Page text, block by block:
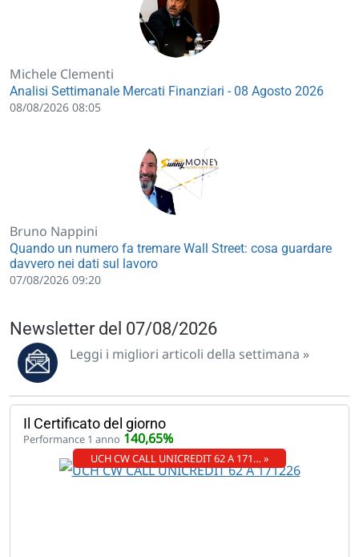
Michele Clementi
Analisi Settimanale Mercati Finanziari - 08 Agosto 2026
08/08/2026 08:05
Bruno Nappini
Quando un numero fa tremare Wall Street: cosa guardare
davvero nei dati sul lavoro
07/08/2026 09:20
Newsletter del 07/08/2026
Leggi i migliori articoli della settimana »
Il Certificato del giorno
Performance 1 anno 140,65%
UCH CW CALL UNICREDIT 62 A 171… »